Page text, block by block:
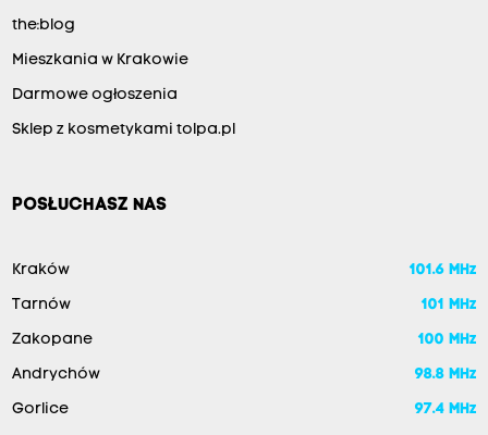
the:blog
Mieszkania w Krakowie
Darmowe ogłoszenia
Sklep z kosmetykami tolpa.pl
POSŁUCHASZ NAS
Kraków 101.6 MHz
Tarnów 101 MHz
Zakopane 100 MHz
Andrychów 98.8 MHz
Gorlice 97.4 MHz